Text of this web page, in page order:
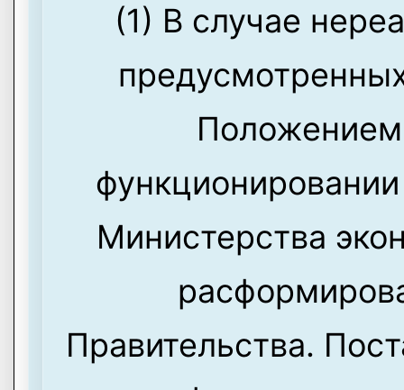
(1) В случае
Положением
Министерства
Правительства.